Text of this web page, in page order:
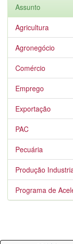
Assunto
Agricultura
Agronegócio
Comércio
Emprego
Exportação
PAC
Pecuária
Produção
Programa de